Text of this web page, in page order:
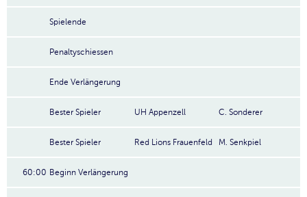
Spielende
Penaltyschiessen
Ende Verlängerung
Bester Spieler UH Appenzell C. Sonderer
Bester Spieler Red Lions Frauenfeld M. Senkpiel
60:00 Beginn Verlängerung